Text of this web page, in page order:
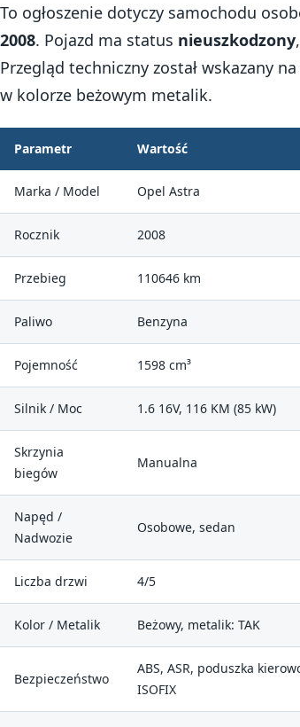
To ogłoszenie dotyczy samochodu
2008. Pojazd ma status nieuszkodzony
Przegląd techniczny został wskazany na
w kolorze beżowym metalik.
Parametr Wartość
Marka / Model Opel Astra
Rocznik 2008
Przebieg 110646 km
Paliwo Benzyna
Pojemność 1598 cm³
Silnik / Moc 1.6 16V, 116 KM (85 kW)
Skrzynia
biegów
Manualna
Napęd /
Nadwozie
Osobowe, sedan
Liczba drzwi 4/5
Kolor / Metalik Beżowy, metalik: TAK
Bezpieczeństwo
ABS, ASR, poduszka
ISOFIX